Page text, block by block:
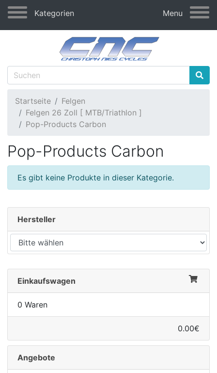
Kategorien Menu
Startseite
Felgen
Felgen 26 Zoll [ MTB/Triathlon ]
Pop-Products Carbon
Pop-Products Carbon
Es gibt keine Produkte in dieser Kategorie.
Hersteller
Einkaufswagen
0 Waren
0.00€
Angebote